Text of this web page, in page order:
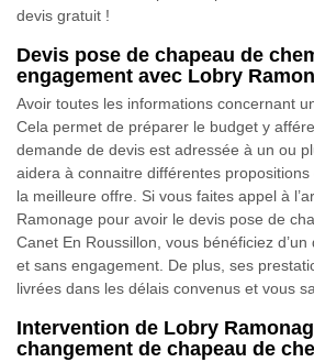
devis gratuit !
Devis pose de chapeau de
engagement avec Lobry
Avoir toutes les informations concernant
Cela permet de préparer le budget y
demande de devis est adressée à un ou
aidera à connaitre différentes
la meilleure offre. Si vous faites appel à
Ramonage pour avoir le devis pose de
Canet En Roussillon, vous bénéficiez
et sans engagement. De plus, ses
livrées dans les délais convenus et vous
Intervention de Lobry
changement de chapeau de